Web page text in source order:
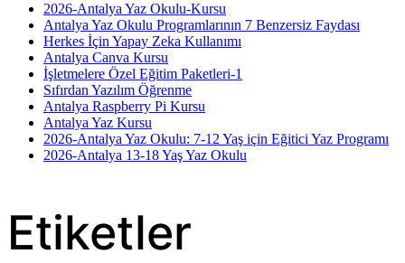
2026-Antalya Yaz Okulu-Kursu
Antalya Yaz Okulu Programlarının 7 Benzersiz Faydası
Herkes İçin Yapay Zeka Kullanımı
Antalya Canva Kursu
İşletmelere Özel Eğitim Paketleri-1
Sıfırdan Yazılım Öğrenme
Antalya Raspberry Pi Kursu
Antalya Yaz Kursu
2026-Antalya Yaz Okulu: 7-12 Yaş için Eğitici Yaz Programı
2026-Antalya 13-18 Yaş Yaz Okulu
Etiketler